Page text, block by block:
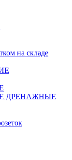
на складе
ДРЕНАЖНЫЕ